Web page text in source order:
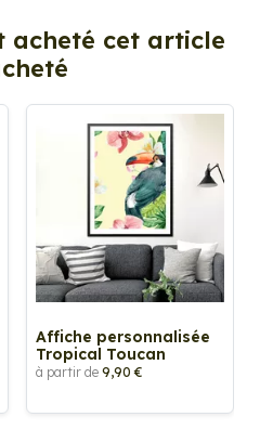
acheté cet article
Affiche personnalisée
Tropical Toucan
à partir de 9,90 €